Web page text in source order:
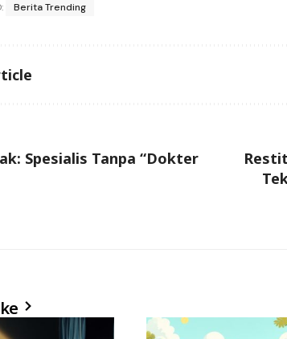
Berita Trending
Spesialis Tanpa “Dokter